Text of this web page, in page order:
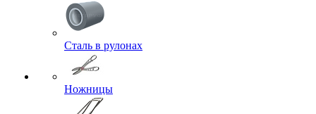
Сталь в рулонах
Ножницы